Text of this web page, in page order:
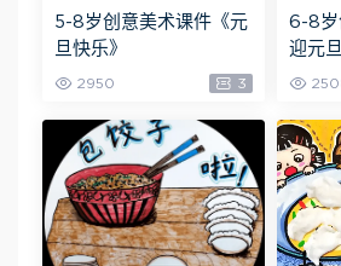
5-8岁创意美术课件《元
旦快乐》
2950 3
6-8岁
迎元旦